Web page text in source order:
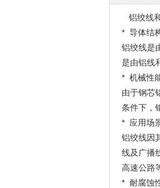
铝绞线
* 导体结
铝绞线是
是由铝线
* 机械性
由于钢芯
条件下，
* 应用场
铝绞线因
线及广播
高速公路
* 耐腐蚀